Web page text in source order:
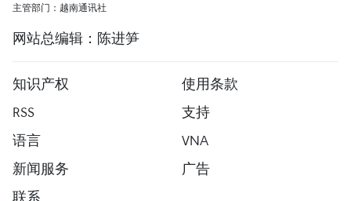
主管部门：越南通讯社
网站总编辑：陈进笋
知识产权
使用条款
RSS
支持
语言
VNA
新闻服务
广告
联系